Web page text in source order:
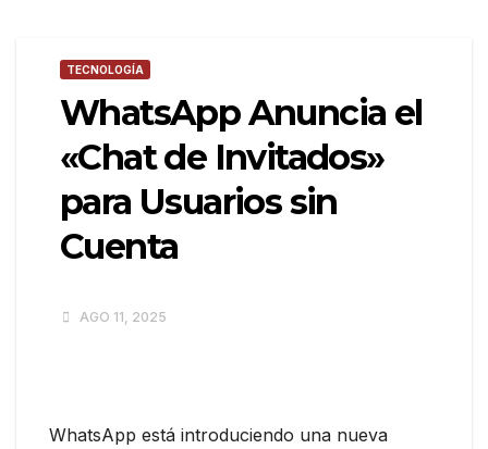
TECNOLOGÍA
WhatsApp Anuncia el
«Chat de Invitados»
para Usuarios sin
Cuenta
AGO 11, 2025
WhatsApp está introduciendo una nueva